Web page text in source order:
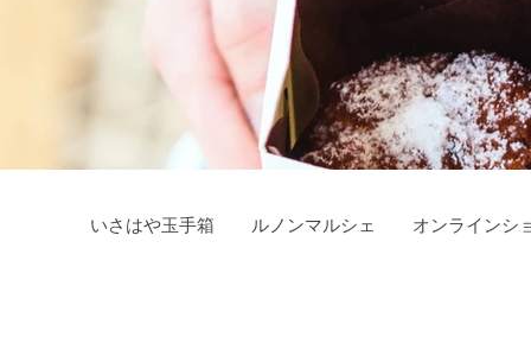
いさはや玉手箱 ルノンマルシェ オンラインシ